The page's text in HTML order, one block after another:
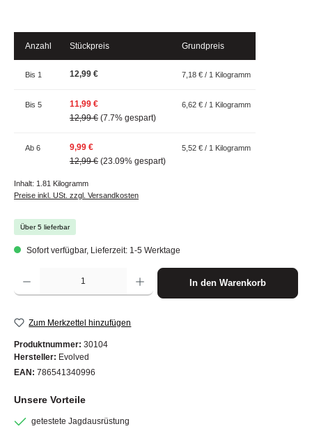
Anzahl Stückpreis Grundpreis
Bis 1 12,99 € 7,18 € / 1 Kilogramm
Bis 5
11,99 €
12,99 € (7.7% gespart)
6,62 € / 1 Kilogramm
Ab 6
9,99 €
12,99 € (23.09% gespart)
5,52 € / 1 Kilogramm
Inhalt: 1.81 Kilogramm
Preise inkl. USt. zzgl. Versandkosten
Über 5 lieferbar
Sofort verfügbar, Lieferzeit: 1-5 Werktage
Produkt Anzahl: Gib den gewünschten Wert ein oder benutze die Schaltflächen um die
In den Warenkorb
Zum Merkzettel hinzufügen
Produktnummer: 30104
Hersteller: Evolved
EAN: 786541340996
Unsere Vorteile
getestete Jagdausrüstung